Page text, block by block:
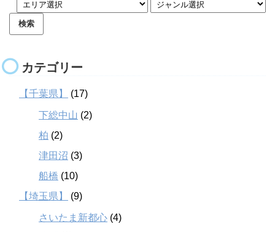
カテゴリー
【千葉県】 (17)
下総中山 (2)
柏 (2)
津田沼 (3)
船橋 (10)
【埼玉県】
(9)
さいたま新都心 (4)